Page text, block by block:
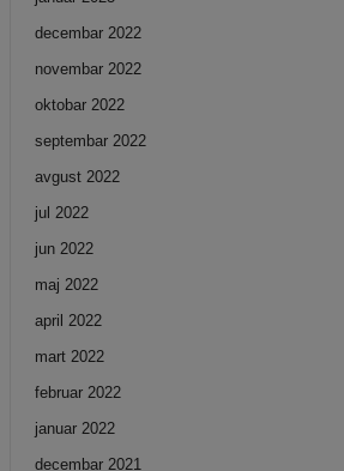
decembar 2022
novembar 2022
oktobar 2022
septembar 2022
avgust 2022
jul 2022
jun 2022
maj 2022
april 2022
mart 2022
februar 2022
januar 2022
decembar 2021